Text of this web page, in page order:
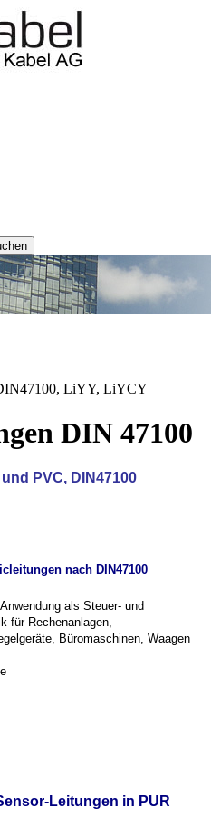
LiYY, LiYCY
DIN 47100
PVC, DIN47100
nach DIN47100
als Steuer- und
für Rechenanlagen,
Büromaschinen, Waagen
Leitungen in PUR